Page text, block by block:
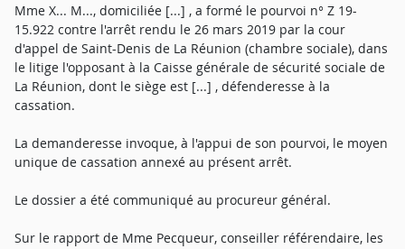
Mme X... M..., domiciliée [...] , a formé le pourvoi n° Z 19-
15.922 contre l'arrêt rendu le 26 mars 2019 par la cour
d'appel de Saint-Denis de La Réunion (chambre sociale), dans
le litige l'opposant à la Caisse générale de sécurité sociale de
La Réunion, dont le siège est [...] , défenderesse à la
cassation.
La demanderesse invoque, à l'appui de son pourvoi, le moyen
unique de cassation annexé au présent arrêt.
Le dossier a été communiqué au procureur général.
Sur le rapport de Mme Pecqueur, conseiller référendaire, les